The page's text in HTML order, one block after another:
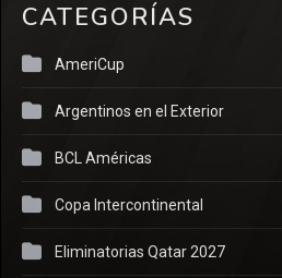
CATEGORÍAS
AmeriCup
Argentinos en el Exterior
BCL Américas
Copa Intercontinental
Eliminatorias Qatar 2027